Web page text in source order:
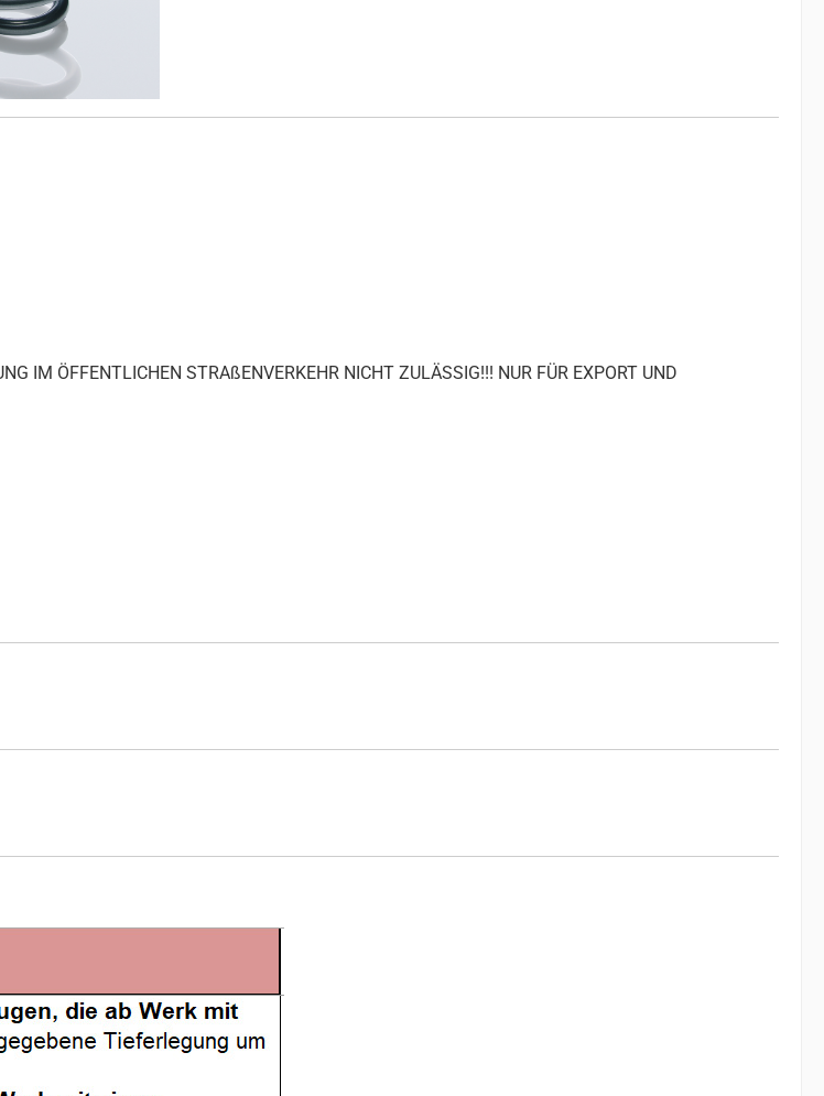
IM ÖFFENTLICHEN STRAßENVERKEHR NICHT ZULÄSSIG!!! NUR FÜR EXPORT UND